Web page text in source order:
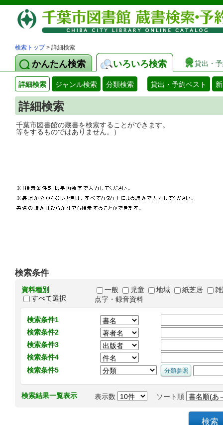
検索トップ> 詳細検索
かんたん検索 いろいろ検索 貸出・
詳細検索 ジャンル検索 分類検索 貸出・予約ベスト
詳細検索
千葉市図書館の蔵書を検索することがで
等をするものではありません。）
検索条件
資料種別
すべて選択
一般 児童 地域 紙芝居
点字・録音資料
検索条件1
検索条件2
検索条件3
検索条件4
検索条件5
検索結果一覧表示 表示数 ソート順